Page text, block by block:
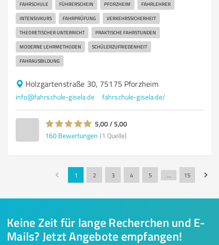
FAHRSCHULE FÜHRERSCHEIN PFORZHEIM FAHRLEHRER
INTENSIVKURS FAHRPRÜFUNG VERKEHRSSICHERHEIT
THEORETISCHER UNTERRICHT PRAKTISCHE FAHRSTUNDEN
MODERNE LEHRMETHODEN SCHÜLERZUFRIEDENHEIT
FAHRAUSBILDUNG
Holzgartenstraße 30, 75175 Pforzheim
info@fahrschule-gisela.de fahrschule-gisela.de/
5,00 / 5,00
160 Bewertungen (1 Quelle)
1 2 3 4 5 … 15
Keine Zeit für lange Recherchen und E-
Mails? Jetzt Angebote empfangen!